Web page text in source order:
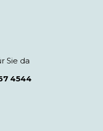
Sie da
4544